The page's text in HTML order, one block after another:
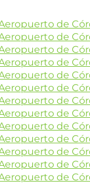
de
de
de
de
de
de
de
de
de
de
de
de
de